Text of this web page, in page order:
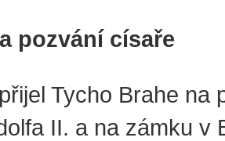
pozvání císaře
Tycho Brahe na
II. a na zámku v